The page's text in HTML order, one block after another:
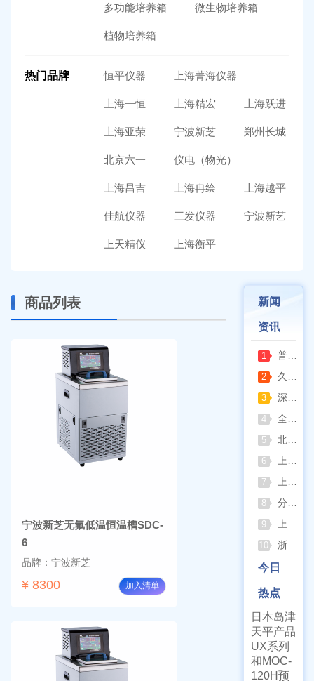
多功能培养箱 微生物培养箱
植物培养箱
热门品牌 恒平仪器 上海菁海仪器
上海一恒 上海精宏 上海跃进
上海亚荣 宁波新芝 郑州长城
北京六一 仪电（物光）
上海昌吉 上海冉绘 上海越平
佳航仪器 三发仪器 宁波新艺
上天精仪 上海衡平
商品列表
宁波新芝无氟低温恒温槽SDC-
6
品牌：宁波新芝
¥ 8300 加入清单
新闻
资讯
1 普通烘箱和耐腐蚀烘箱区分
2 久兴医疗高压蒸汽灭菌器：制药科研灭菌的可靠之选
3 深那静音超声波清洗仪：科研洁净新标准，安静高效更安心
4 全自动凯氏定氮仪测定焦炭中氮 上海纤检助力焦化行业精准检测
5 北京六一电泳仪完整选型指南（分电泳槽 + 电源两大模块，按实验场景直接匹配）
6 上海仪电吸光光度法和荧光分析法的异同
7 上海佑科GC-7860系列网络化气相色谱仪
8 分清生物安全柜与洁净工作台 苏州安泰科普两类设备差异
9 上海申安灭菌器外排、内排与干燥功能全解析
10 浙江孚夏：打造合规可靠的实验室洁净装备
今日
热点
日本岛津
天平产品
UX系列
和MOC-
120H预